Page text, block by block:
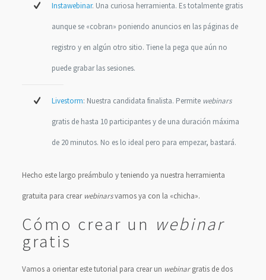
Instawebinar. Una curiosa herramienta. Es totalmente gratis
aunque se «cobran» poniendo anuncios en las páginas de
registro y en algún otro sitio. Tiene la pega que aún no
puede grabar las sesiones.
Livestorm: Nuestra candidata finalista. Permite webinars
gratis de hasta 10 participantes y de una duración máxima
de 20 minutos. No es lo ideal pero para empezar, bastará.
Hecho este largo preámbulo y teniendo ya nuestra herramienta
gratuita para crear webinarsvamos ya con la «chicha».
Cómo crear un webinar
gratis
Vamos a orientar este tutorial para crear un webinargratis de dos